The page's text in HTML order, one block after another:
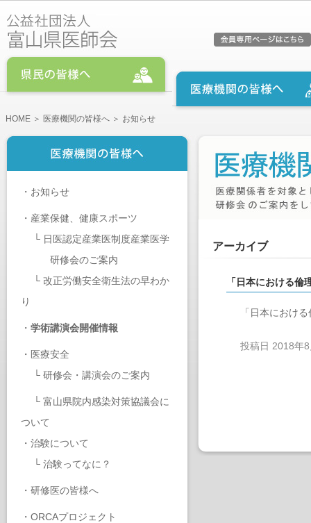
HOME ＞ 医療機関の皆様へ ＞ お知らせ
・ お知らせ
・ 産業保健、健康スポーツ
└ 日医認定産業医制度産業医学
研修会のご案内
└ 改正労働安全衛生法の早わか
り
・ 学術講演会開催情報
・ 医療安全
└ 研修会・講演会のご案内
└ 富山県院内感染対策協議会に
ついて
・ 治験について
└ 治験ってなに？
・ 研修医の皆様へ
・ ORCAプロジェクト
アーカイブ
「日本における
「日本におけ
投稿日 2018年